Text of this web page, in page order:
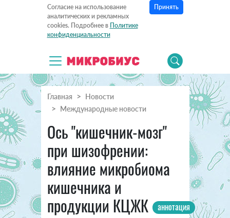
Согласие на использование
аналитических и рекламных
cookies. Подробнее в Политике
конфиденциальности
Принять
Главная
Новости
Международные новости
Ось "кишечник-мозг"
при шизофрении:
влияние микробиома
кишечника и
продукции КЦЖК
аннотация